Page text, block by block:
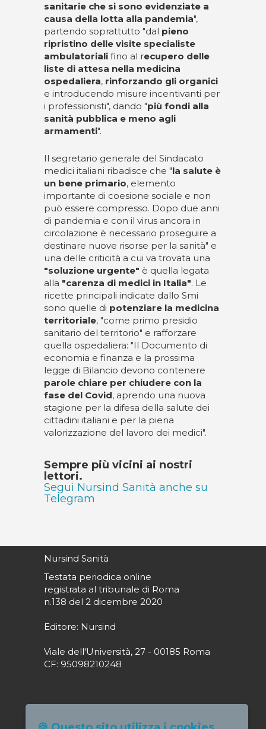
sanitarie che si sono evidenziate a
causa della lotta alla pandemia",
partendo soprattutto "dal pieno
ripristino delle visite specialiste
ambulatoriali fino al recupero delle
liste di attesa nella medicina
ospedaliera, rinforzando gli organici
e introducendo misure incentivanti per
i professionisti", dando "più fondi alla
sanità pubblica e meno agli
armamenti".
Il segretario generale del Sindacato
medici italiani ribadisce che "la salute è
un bene primario, elemento
importante di coesione sociale e non
può essere compresso. Dopo due anni
di pandemia e con il virus ancora in
circolazione è necessario proseguire a
destinare nuove risorse per la sanità" e
una delle criticità a cui va trovata una
"soluzione urgente" è quella legata
alla "carenza di medici in Italia". Le
ricette principali indicate dallo Smi
sono quelle di potenziare la medicina
territoriale, "come primo presidio
sanitario del territorio" e rafforzare
quella ospedaliera: "Il Documento di
economia e finanza e la prossima
legge di Bilancio devono contenere
parole chiare per chiudere con la
fase del Covid, aprendo una nuova
stagione per la difesa della salute dei
cittadini italiani e per la piena
valorizzazione del lavoro dei medici".
Sempre più vicini ai nostri
lettori.
Segui Nursind Sanità anche su
Telegram
Nursind Sanità
Testata periodica online
registrata al tribunale di Roma
n.138 del 2 dicembre 2020
Editore: Nursind
Viale dell'Università, 27 - 00185 Roma
CF: 95098210248
Direttore responsabile: Paola Alagia